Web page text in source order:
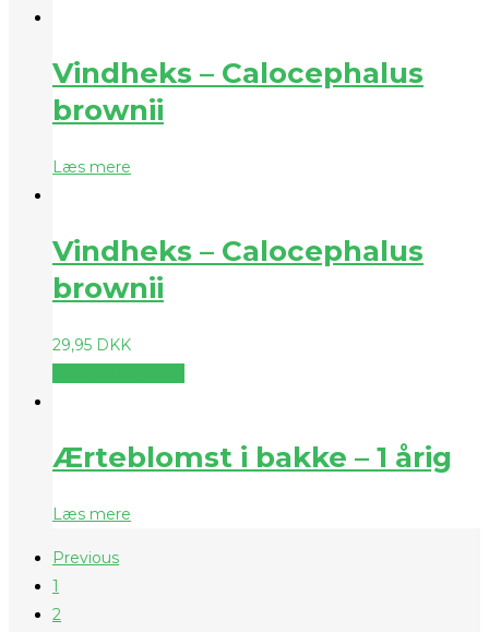
Vindheks – Calocephalus
brownii
Læs mere
Vindheks – Calocephalus
brownii
29,95 DKK
Ærteblomst i bakke – 1 årig
Læs mere
Previous
1
2